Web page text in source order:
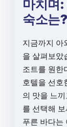
마치며:
숙소는?
지금까지 아
을 살펴보았
조트를 원한
호텔을 선호
의 맛을 느
를 선택해
푸른 바다는